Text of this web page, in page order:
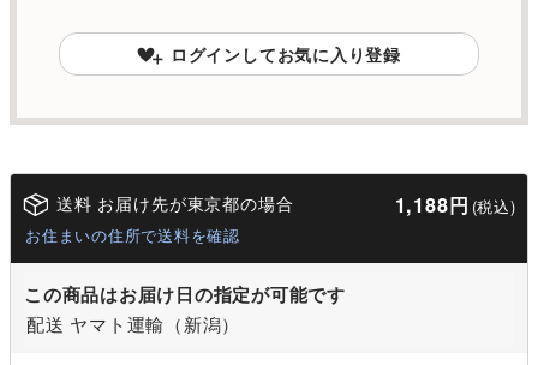
ログインしてお気に入り登録
送料 お届け先が東京都の場合 1,188円 (税込)
お住まいの住所で送料を確認
この商品はお届け日の指定が可能です
配送 ヤマト運輸（新潟）